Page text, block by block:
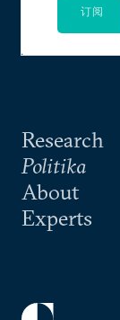
Research
Politika
About
Experts
订阅